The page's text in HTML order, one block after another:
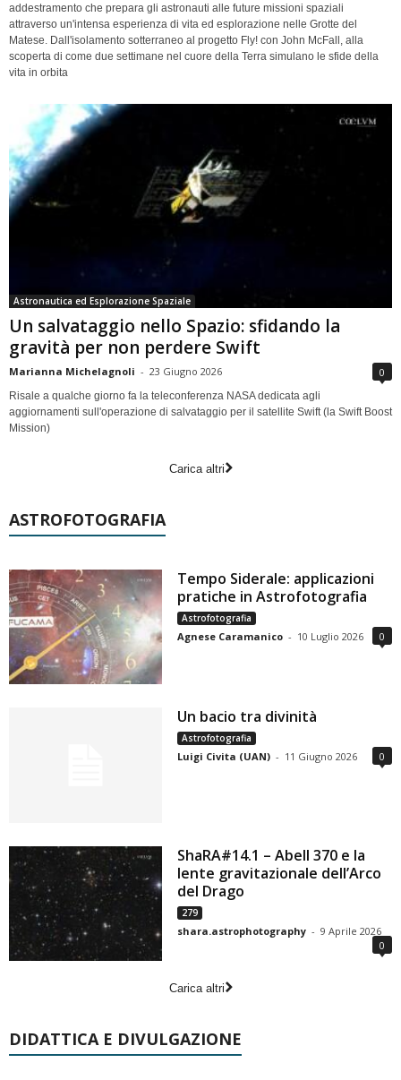
addestramento che prepara gli astronauti alle future missioni spaziali
attraverso un'intensa esperienza di vita ed esplorazione nelle Grotte del
Matese. Dall'isolamento sotterraneo al progetto Fly! con John McFall, alla
scoperta di come due settimane nel cuore della Terra simulano le sfide della
vita in orbita
Astronautica ed Esplorazione Spaziale
Un salvataggio nello Spazio: sfidando la
gravità per non perdere Swift
Marianna Michelagnoli - 23 Giugno 2026 0
Risale a qualche giorno fa la teleconferenza NASA dedicata agli
aggiornamenti sull'operazione di salvataggio per il satellite Swift (la Swift Boost
Mission)
Carica altri
ASTROFOTOGRAFIA
Tempo Siderale: applicazioni
pratiche in Astrofotografia
Astrofotografia
Agnese Caramanico - 10 Luglio 2026 0
Un bacio tra divinità
Astrofotografia
Luigi Civita (UAN) - 11 Giugno 2026 0
ShaRA#14.1 – Abell 370 e la
lente gravitazionale dell’Arco
del Drago
279
shara.astrophotography - 9 Aprile 2026
0
Carica altri
DIDATTICA E DIVULGAZIONE